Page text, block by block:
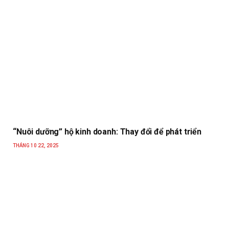
“Nuôi dưỡng” hộ kinh doanh: Thay đổi để phát triển
THÁNG 10 22, 2025